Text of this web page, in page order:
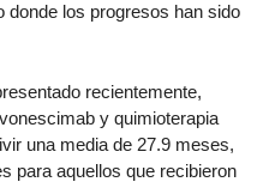
donde los progresos han sido
recientemente,
y quimioterapia
una media de 27.9 meses,
para aquellos que recibieron